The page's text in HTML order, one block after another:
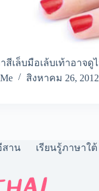
สีเล็บมือเล้บเท้าอาจดู
สิงหาคม 26, 2012
สาน เรียนรู้ภาษาใต้